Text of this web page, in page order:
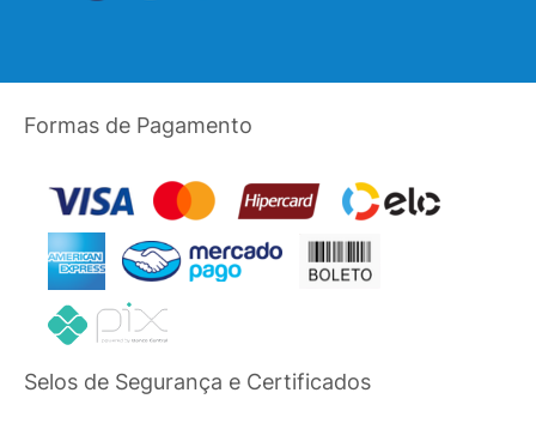
Formas de Pagamento
Selos de Segurança e Certificados